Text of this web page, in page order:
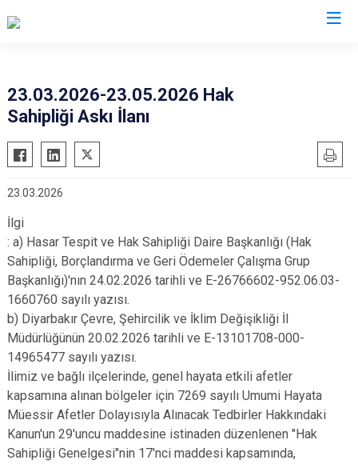
Bismil
Çermik
Çüngüş
Dicle
Eğil
Ergani
Hani
Hazro
Kayapınar
Yenişehir
23.03.2026-23.05.2026 Hak
Sahipliği Askı İlanı
23.03.2026
İlgi
: a) Hasar Tespit ve Hak Sahipliği Daire Başkanlığı (Hak
Sahipliği, Borçlandırma ve Geri Ödemeler Çalışma Grup
Başkanlığı)'nın 24.02.2026 tarihli ve E-26766602-952.06.03-
1660760 sayılı yazısı.
b) Diyarbakır Çevre, Şehircilik ve İklim Değişikliği İl
Müdürlüğünün 20.02.2026 tarihli ve E-13101708-000-
14965477 sayılı yazısı.
İlimiz ve bağlı ilçelerinde, genel hayata etkili afetler
kapsamına alınan bölgeler için 7269 sayılı Umumi Hayata
Müessir Afetler Dolayısıyla Alınacak Tedbirler Hakkındaki
Kanun'un 29'uncu maddesine istinaden düzenlenen "Hak
Sahipliği Genelgesi"nin 17'nci maddesi kapsamında,